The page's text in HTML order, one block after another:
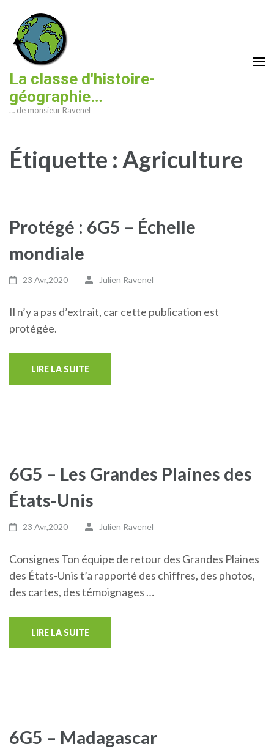
contenu
(Pressez
Entrée)
La classe d'histoire-
géographie…
… de monsieur Ravenel
Étiquette : Agriculture
Protégé : 6G5 – Échelle
mondiale
23 Avr,2020 Julien Ravenel
Il n’y a pas d’extrait, car cette publication est
protégée.
LIRE LA SUITE
6G5 – Les Grandes Plaines des
États-Unis
23 Avr,2020 Julien Ravenel
Consignes Ton équipe de retour des Grandes Plaines
des États-Unis t’a rapporté des chiffres, des photos,
des cartes, des témoignages …
LIRE LA SUITE
6G5 – Madagascar